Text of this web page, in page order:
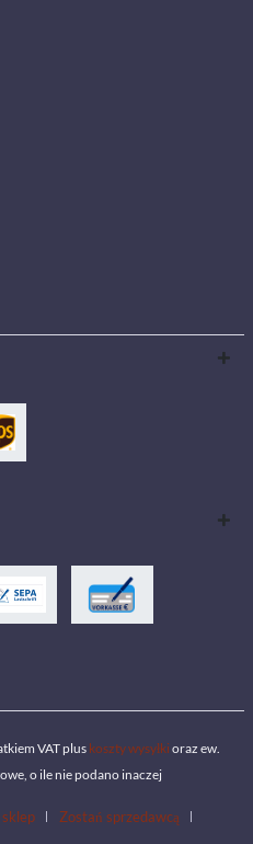
VAT plus koszty wysyłki oraz ew.
o ile nie podano inaczej
Zostań sprzedawcą